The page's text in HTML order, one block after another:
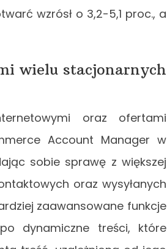
wzrósł o 3,2-5,1 proc., a
wielu stacjonarnych
oraz ofertami
Account Manager w
sobie sprawę z większej
oraz wysyłanych
zaawansowane funkcje
dynamiczne treści, które